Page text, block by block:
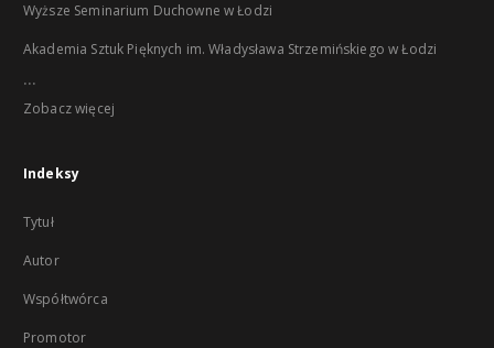
Wyższe Seminarium Duchowne w Łodzi
Akademia Sztuk Pięknych im. Władysława Strzemińskiego w Łodzi
...
Zobacz więcej
Indeksy
Tytuł
Autor
Współtwórca
Promotor